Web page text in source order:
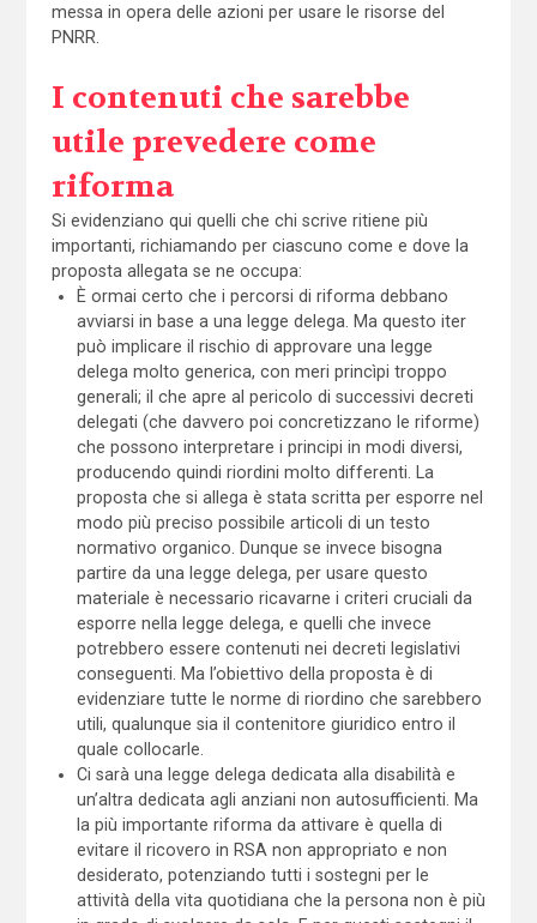
messa in opera delle azioni per usare le risorse del
PNRR.
I contenuti che sarebbe
utile prevedere come
riforma
Si evidenziano qui quelli che chi scrive ritiene più
importanti, richiamando per ciascuno come e dove la
proposta allegata se ne occupa:
È ormai certo che i percorsi di riforma debbano
avviarsi in base a una legge delega. Ma questo iter
può implicare il rischio di approvare una legge
delega molto generica, con meri princìpi troppo
generali; il che apre al pericolo di successivi decreti
delegati (che davvero poi concretizzano le riforme)
che possono interpretare i principi in modi diversi,
producendo quindi riordini molto differenti. La
proposta che si allega è stata scritta per esporre nel
modo più preciso possibile articoli di un testo
normativo organico. Dunque se invece bisogna
partire da una legge delega, per usare questo
materiale è necessario ricavarne i criteri cruciali da
esporre nella legge delega, e quelli che invece
potrebbero essere contenuti nei decreti legislativi
conseguenti. Ma l’obiettivo della proposta è di
evidenziare tutte le norme di riordino che sarebbero
utili, qualunque sia il contenitore giuridico entro il
quale collocarle.
Ci sarà una legge delega dedicata alla disabilità e
un’altra dedicata agli anziani non autosufficienti. Ma
la più importante riforma da attivare è quella di
evitare il ricovero in RSA non appropriato e non
desiderato, potenziando tutti i sostegni per le
attività della vita quotidiana che la persona non è più